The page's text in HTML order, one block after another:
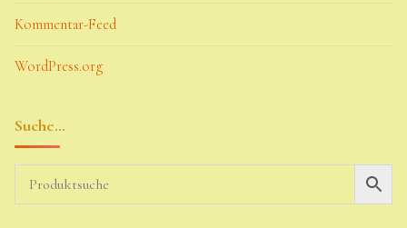
Kommentar-Feed
WordPress.org
Suche…